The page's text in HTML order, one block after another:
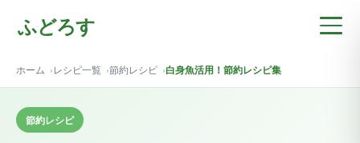
ふどろす
ホーム レシピ一覧 節約レシピ 白身魚活用！節約レシピ集
節約レシピ